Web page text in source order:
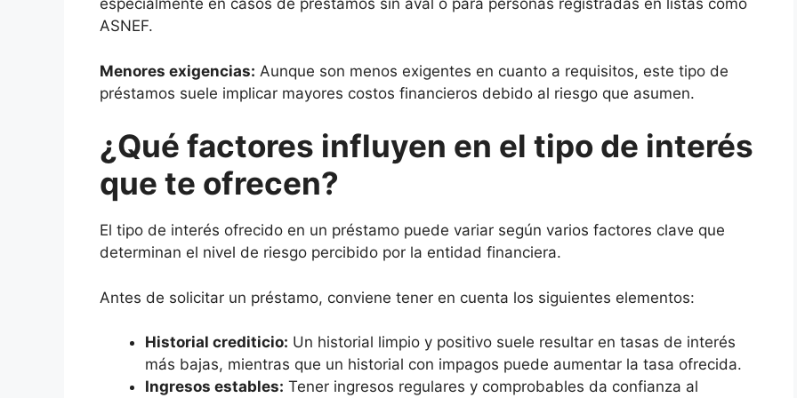
especialmente en casos de préstamos sin aval o para personas registradas en listas como
ASNEF.
Menores exigencias: Aunque son menos exigentes en cuanto a requisitos, este tipo de
préstamos suele implicar mayores costos financieros debido al riesgo que asumen.
¿Qué factores influyen en el tipo de interés
que te ofrecen?
El tipo de interés ofrecido en un préstamo puede variar según varios factores clave que
determinan el nivel de riesgo percibido por la entidad financiera.
Antes de solicitar un préstamo, conviene tener en cuenta los siguientes elementos:
Historial crediticio: Un historial limpio y positivo suele resultar en tasas de interés
más bajas, mientras que un historial con impagos puede aumentar la tasa ofrecida.
Ingresos estables: Tener ingresos regulares y comprobables da confianza al